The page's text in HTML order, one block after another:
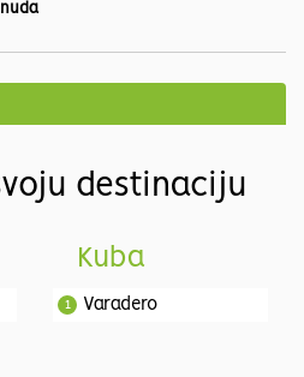
destinaciju
Kuba
Varadero
1